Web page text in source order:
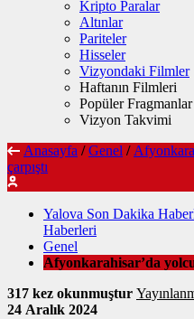
Kripto Paralar
Altınlar
Pariteler
Hisseler
Vizyondaki Filmler
Haftanın Filmleri
Popüler Fragmanlar
Vizyon Takvimi
Anasayfa / Genel /
çarpıştı
Yalova Son Dakika
Haberleri
Genel
Afyonkarahisar’da
317 kez okunmuştur
24 Aralık 2024